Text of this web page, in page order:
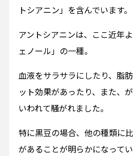
トシアニン」を含んでいます。
アントシアニンは、ここ近年
ェノール」の一種。
血液をサラサラにしたり、脂
ット効果があったり、また、
いわれて騒がれました。
特に黒豆の場合、他の種類に
があることが明らかになってい